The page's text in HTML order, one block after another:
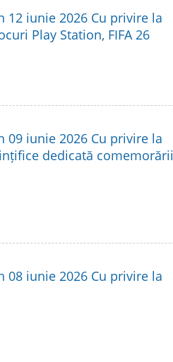
iunie 2026 Cu privire la
Play Station, FIFA 26
iunie 2026 Cu privire la
dedicată comemorării
iunie 2026 Cu privire la